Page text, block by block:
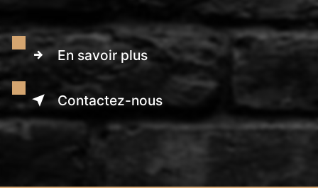
En savoir plus
Contactez-nous